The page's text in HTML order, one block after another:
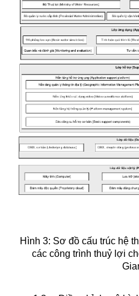
Hình 3: Sơ đồ cấu trúc hệ
các công trình thuỷ lợi